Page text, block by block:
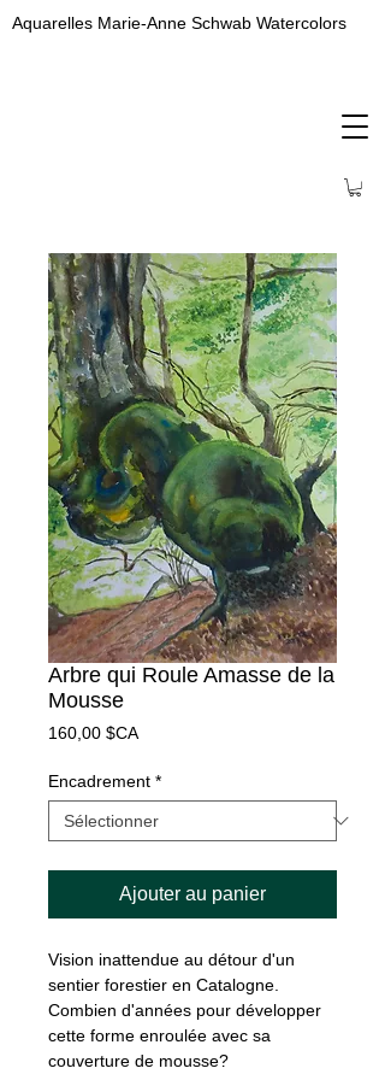
Aquarelles Marie-Anne Schwab Watercolors
Arbre qui Roule Amasse de la
Mousse
160,00 $CAPrix
Encadrement *
Ajouter au panier
Vision inattendue au détour d'un
sentier forestier en Catalogne.
Combien d'années pour développer
cette forme enroulée avec sa
couverture de mousse?